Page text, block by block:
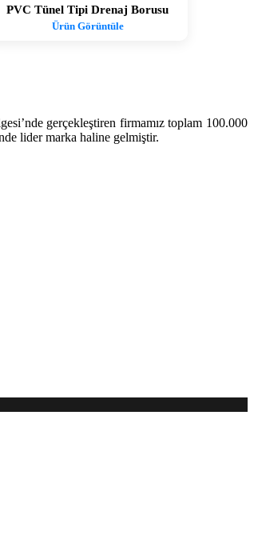
PVC Tünel Tipi Drenaj Borusu
Ürün Görüntüle
gerçekleştiren firmamız toplam 100.000
lider marka haline gelmiştir.